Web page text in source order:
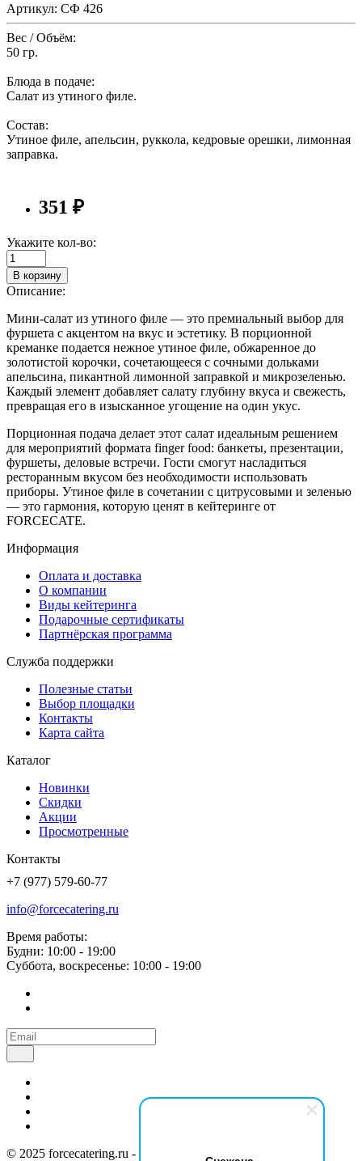
Артикул: СФ 426
Вес / Объём:
50 гр.
Блюда в подаче:
Салат из утиного филе.
Состав:
Утиное филе, апельсин, руккола, кедровые орешки, лимонная
заправка.
351 ₽
Укажите кол-во:
В корзину
Описание:
Мини-салат из утиного филе — это премиальный выбор для
фуршета с акцентом на вкус и эстетику. В порционной
креманке подается нежное утиное филе, обжаренное до
золотистой корочки, сочетающееся с сочными дольками
апельсина, пикантной лимонной заправкой и микрозеленью.
Каждый элемент добавляет салату глубину вкуса и свежесть,
превращая его в изысканное угощение на один укус.
Порционная подача делает этот салат идеальным решением
для мероприятий формата finger food: банкеты, презентации,
фуршеты, деловые встречи. Гости смогут насладиться
ресторанным вкусом без необходимости использовать
приборы. Утиное филе в сочетании с цитрусовыми и зеленью
— это гармония, которую ценят в кейтеринге от
FORCECATE.
Информация
Оплата и доставка
О компании
Виды кейтеринга
Подарочные сертификаты
Партнёрская программа
Служба поддержки
Полезные статьи
Выбор площадки
Контакты
Карта сайта
Каталог
Новинки
Скидки
Акции
Просмотренные
Контакты
+7 (977) 579-60-77
info@forcecatering.ru
Время работы:
Будни: 10:00 - 19:00
Суббота, воскресенье: 10:00 - 19:00
© 2025 forcecatering.ru - кейтеринг по вашим правилам